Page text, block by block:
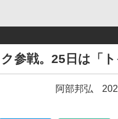
参戦。25日は「ト
阿部邦弘